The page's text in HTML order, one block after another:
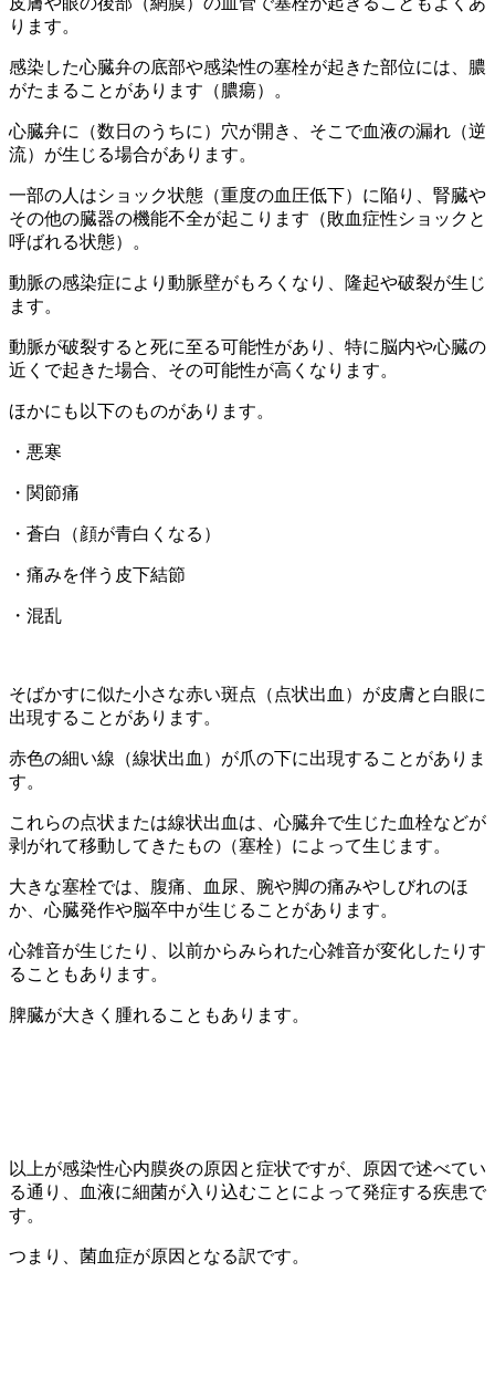
ります。
感染した心臓弁の底部や感染性の塞栓が起きた部位には、膿
がたまることがあります（膿瘍）。
心臓弁に（数日のうちに）穴が開き、そこで血液の漏れ（逆
流）が生じる場合があります。
一部の人はショック状態（重度の血圧低下）に陥り、腎臓や
その他の臓器の機能不全が起こります（敗血症性ショックと
呼ばれる状態）。
動脈の感染症により動脈壁がもろくなり、隆起や破裂が生じ
ます。
動脈が破裂すると死に至る可能性があり、特に脳内や心臓の
近くで起きた場合、その可能性が高くなります。
ほかにも以下のものがあります。
・悪寒
・関節痛
・蒼白（顔が青白くなる）
・痛みを伴う皮下結節
・混乱
そばかすに似た小さな赤い斑点（点状出血）が皮膚と白眼に
出現することがあります。
赤色の細い線（線状出血）が爪の下に出現することがありま
す。
これらの点状または線状出血は、心臓弁で生じた血栓などが
剥がれて移動してきたもの（塞栓）によって生じます。
大きな塞栓では、腹痛、血尿、腕や脚の痛みやしびれのほ
か、心臓発作や脳卒中が生じることがあります。
心雑音が生じたり、以前からみられた心雑音が変化したりす
ることもあります。
脾臓が大きく腫れることもあります。
以上が感染性心内膜炎の原因と症状ですが、原因で述べてい
る通り、血液に細菌が入り込むことによって発症する疾患で
す。
つまり、菌血症が原因となる訳です。